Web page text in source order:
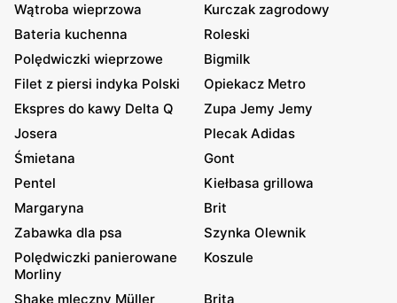
Wątroba wieprzowa
Kurczak zagrodowy
Bateria kuchenna
Roleski
Polędwiczki wieprzowe
Bigmilk
Filet z piersi indyka Polski
Opiekacz Metro
Ekspres do kawy Delta Q
Zupa Jemy Jemy
Josera
Plecak Adidas
Śmietana
Gont
Pentel
Kiełbasa grillowa
Margaryna
Brit
Zabawka dla psa
Szynka Olewnik
Polędwiczki panierowane
Morliny
Koszule
Shake mleczny Müller
Brita